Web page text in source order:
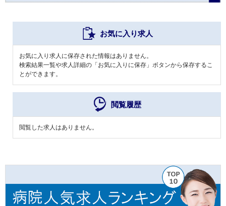
お気に入り求人
お気に入り求人に保存された情報はありません。
検索結果一覧や求人詳細の「お気に入りに保存」ボタンから保存するこ
とができます。
閲覧履歴
閲覧した求人はありません。